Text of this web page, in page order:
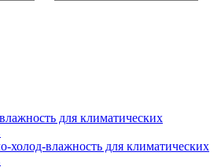
холод-влажность для климатических